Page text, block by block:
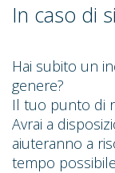
In caso di
Hai subito un
genere?
Il tuo punto di
Avrai a
aiuteranno a
tempo